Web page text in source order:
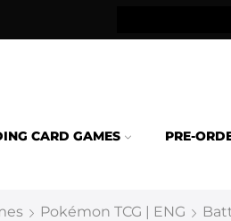
CARD GAMES PRE-
Pokémon TCG | ENG